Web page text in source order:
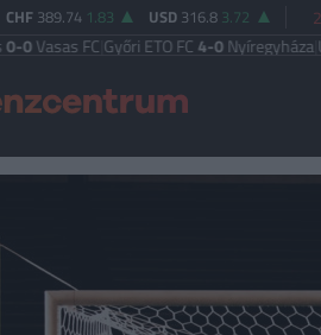
CHF 389.74 1.83 USD 316.8 3.72
FC|Győri ETO FC 4-0Nyíregyháza|Újpest